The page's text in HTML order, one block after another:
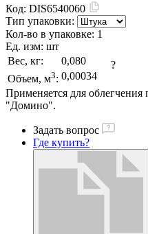
Код: DIS6540060
Тип упаковки:
Кол-во в упаковке: 1
Ед. изм: шт
Вес, кг:
0,080
Объем, м3: 0,00034
?
Применяется для облегчения
"Домино".
Задать вопрос
Где купить?